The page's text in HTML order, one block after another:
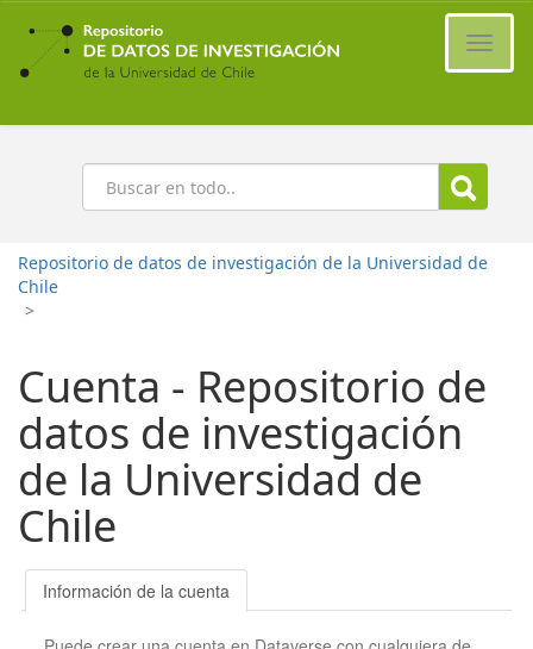
Ir
contenido
principal
Buscar
Repositorio de datos de investigación de la Universidad de
Chile
>
Cuenta - Repositorio de
datos de investigación
de la Universidad de
Chile
Información de la cuenta